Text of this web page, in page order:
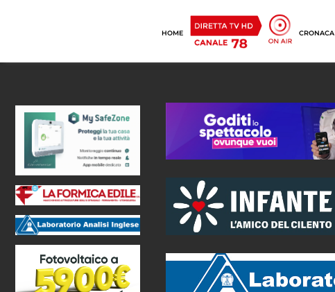
HOME CRONACA